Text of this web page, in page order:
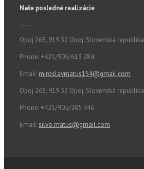
Naše posledné realizácie
Opoj 265, 919 32 Opoj, Slovenská republika
Phone: +421/905/613 284
Email: miroslavmatus154@gmail.com
Opoj 265, 919 32 Opoj, Slovenská republika
Phone: +421/905/285 446
Email: silvo.matus@gmail.com